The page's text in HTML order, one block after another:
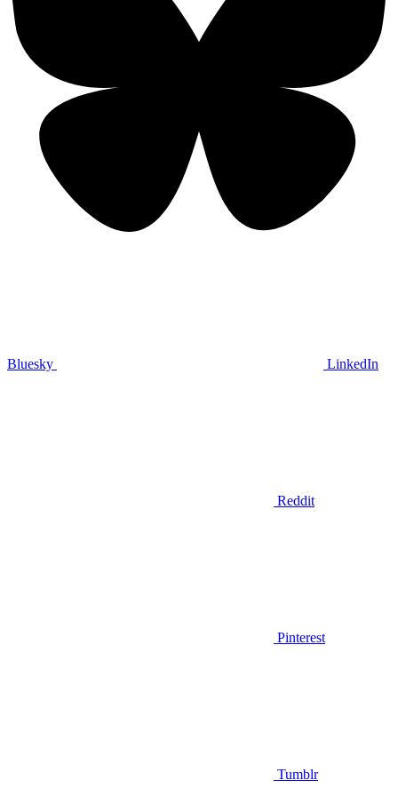
Bluesky LinkedIn
Reddit
Pinterest
Tumblr